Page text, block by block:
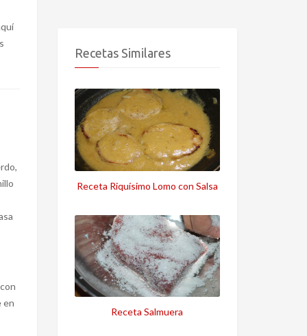
en
Recetas Similares
Receta Riquísimo Lomo con Salsa
Receta Salmuera